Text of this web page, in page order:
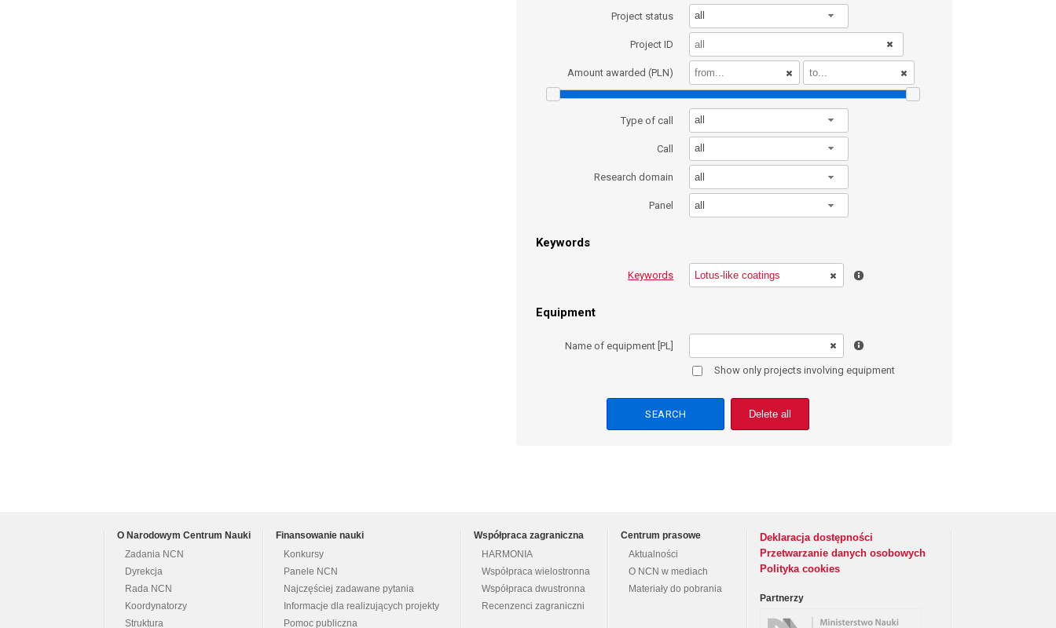
Project status all
Project ID
Amount awarded (PLN)
Type of call all
Call all
Research domain all
Panel all
Keywords
Keywords
Equipment
Name of equipment [PL]
Show only projects involving equipment
Delete all
O Narodowym Centrum Nauki
Zadania NCN
Dyrekcja
Rada NCN
Koordynatorzy
Struktura
Finansowanie nauki
Konkursy
Panele NCN
Najczęściej zadawane pytania
Informacje dla realizujących projekty
Pomoc publiczna
Współpraca zagraniczna
HARMONIA
Współpraca wielostronna
Współpraca dwustronna
Recenzenci zagraniczni
Centrum prasowe
Aktualności
O NCN w mediach
Materiały do pobrania
Deklaracja dostępności
Przetwarzanie danych osobowych
Polityka cookies
Partnerzy